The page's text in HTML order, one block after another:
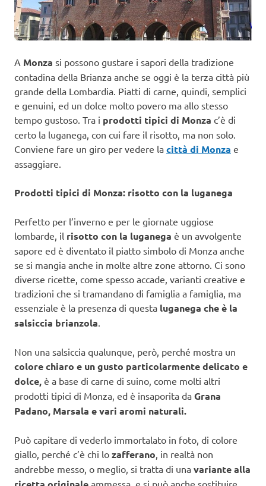
A Monza si possono gustare i sapori della tradizione
contadina della Brianza anche se oggi è la terza città più
grande della Lombardia. Piatti di carne, quindi, semplici
e genuini, ed un dolce molto povero ma allo stesso
tempo gustoso. Tra i prodotti tipici di Monza c’è di
certo la luganega, con cui fare il risotto, ma non solo.
Conviene fare un giro per vedere la città di Monza e
assaggiare.
Prodotti tipici di Monza: risotto con la luganega
Perfetto per l’inverno e per le giornate uggiose
lombarde, il risotto con la luganega è un avvolgente
sapore ed è diventato il piatto simbolo di Monza anche
se si mangia anche in molte altre zone attorno. Ci sono
diverse ricette, come spesso accade, varianti creative e
tradizioni che si tramandano di famiglia a famiglia, ma
essenziale è la presenza di questa luganega che è la
salsiccia brianzola.
Non una salsiccia qualunque, però, perché mostra un
colore chiaro e un gusto particolarmente delicato e
dolce, è a base di carne di suino, come molti altri
prodotti tipici di Monza, ed è insaporita da Grana
Padano, Marsala e vari aromi naturali.
Può capitare di vederlo immortalato in foto, di colore
giallo, perché c’è chi lo zafferano, in realtà non
andrebbe messo, o meglio, si tratta di una variante alla